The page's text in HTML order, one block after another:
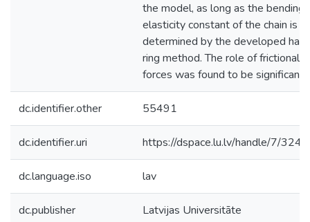
the model, as long as the bending
elasticity constant of the chain is
determined by the developed half-
ring method. The role of frictional
forces was found to be significant.
dc.identifier.other 55491
dc.identifier.uri https://dspace.lu.lv/handle/7/
dc.language.iso lav
dc.publisher Latvijas Universitāte